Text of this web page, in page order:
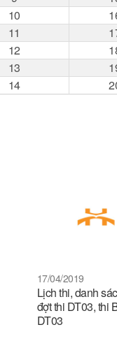
10
11
12
13
14
17/04/2019
Lịch thi, danh
đợt thi DT03, thi
DT03